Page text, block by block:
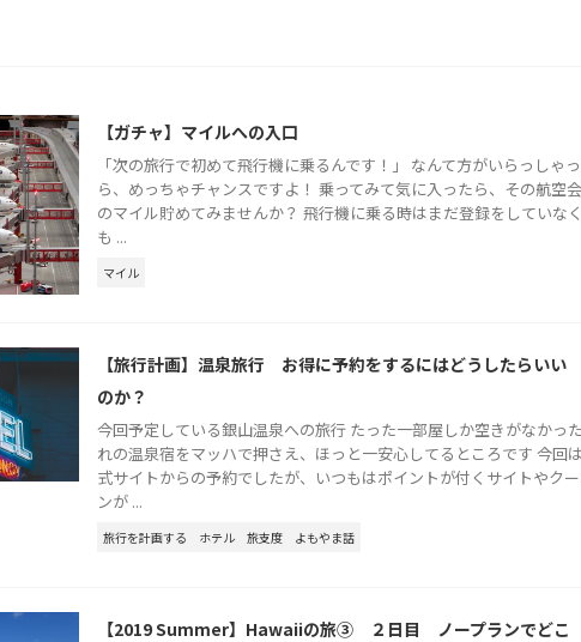
【ガチャ】マイルへの入口
「次の旅行で初めて飛行機に乗るんです！」 なんて方がいらっしゃ
ら、めっちゃチャンスですよ！ 乗ってみて気に入ったら、その航空
のマイル貯めてみませんか？ 飛行機に乗る時はまだ登録をしていな
も ...
マイル
【旅行計画】温泉旅行 お得に予約をするにはどうしたらいい
のか？
今回予定している銀山温泉への旅行 たった一部屋しか空きがなかっ
れの温泉宿をマッハで押さえ、ほっと一安心してるところです 今回
式サイトからの予約でしたが、いつもはポイントが付くサイトやク
ンが ...
旅行を計画する ホテル 旅支度 よもやま話
【2019 Summer】Hawaiiの旅③ ２日目 ノープランでどこ